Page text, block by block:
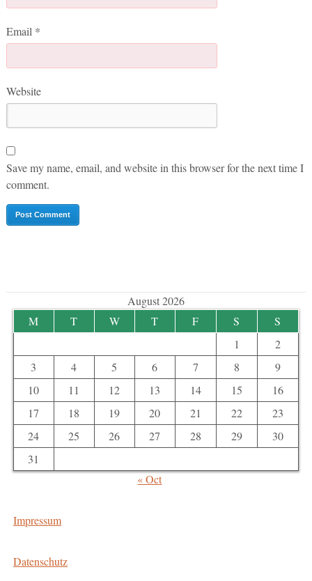
Email *
Website
Save my name, email, and website in this browser for the next time I
comment.
August 2026
M
T W T F S
S
1
2
3
4 5 6 7 8
9
10
11 12 13 14 15
16
17
18 19 20 21 22
23
24
25 26 27 28 29
30
31
« Oct
Impressum
Datenschutz